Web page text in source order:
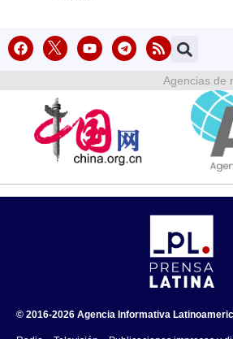
Agencias de
© 2016-2026 Agencia Informativa